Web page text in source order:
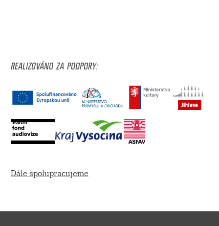
REALIZOVÁNO ZA PODPORY:
Dále spolupracujeme